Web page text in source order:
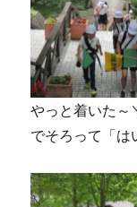
やっと着
でそろって「は